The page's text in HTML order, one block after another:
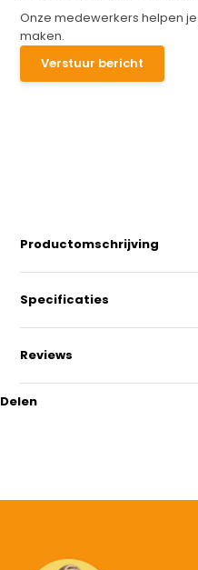
Onze medewerkers helpen
maken.
Verstuur bericht
Productomschrijving
Specificaties
Reviews
Delen